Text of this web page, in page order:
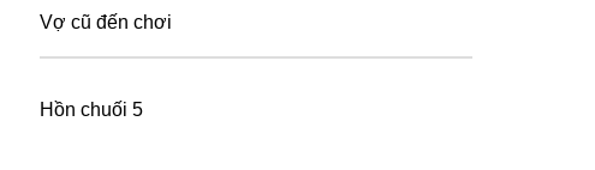
Vợ cũ đến chơi
Hồn chuối 5